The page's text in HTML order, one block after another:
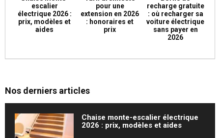
escalier
électrique 2026 :
prix, modèles et
aides
pour une
extension en 2026
: honoraires et
prix
recharge gratuite
: où recharger sa
voiture électrique
sans payer en
2026
Nos derniers articles
Chaise monte-escalier électrique
2026 : prix, modèles et aides